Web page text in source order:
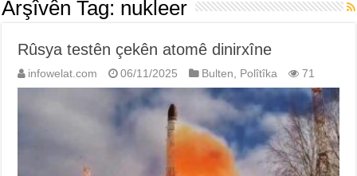
Arşîvên Tag: nukleer
Rûsya testên çekên atomê dinirxîne
infowelat.com 06/11/2025 Bulten, Polîtîka 71